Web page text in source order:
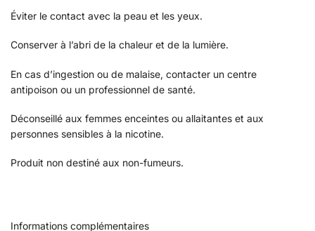
Éviter le contact avec la peau et les yeux.
Conserver à l’abri de la chaleur et de la lumière.
En cas d’ingestion ou de malaise, contacter un centre
antipoison ou un professionnel de santé.
Déconseillé aux femmes enceintes ou allaitantes et aux
personnes sensibles à la nicotine.
Produit non destiné aux non-fumeurs.
Informations complémentaires